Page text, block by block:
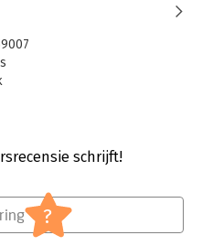
Personal finance
goed recht [vastgoed]
schrijft!
?